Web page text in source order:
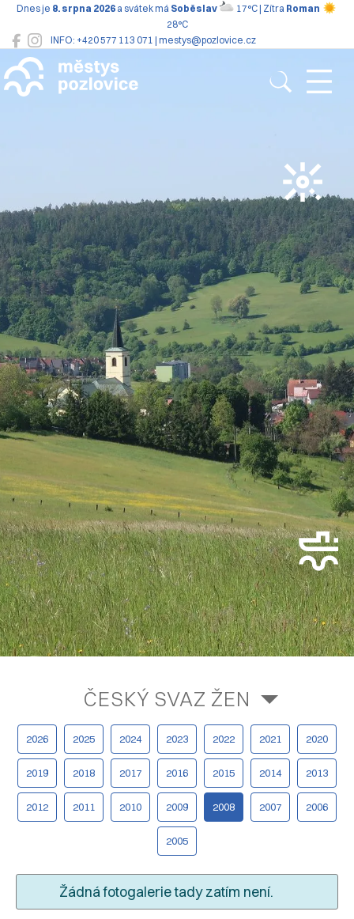
INFO: +420 577 113 071 | mestys@pozlovice.cz
Dnes je 8. srpna 2026 a svátek má Soběslav 17°C | Zítra Roman
28°C
Pozlovice
ČESKÝ SVAZ ŽEN
2026 2025 2024 2023 2022 2021 2020
2019 2018 2017 2016 2015 2014 2013
2012 2011 2010 2009 2008 2007 2006
2005
Žádná fotogalerie tady zatím není.